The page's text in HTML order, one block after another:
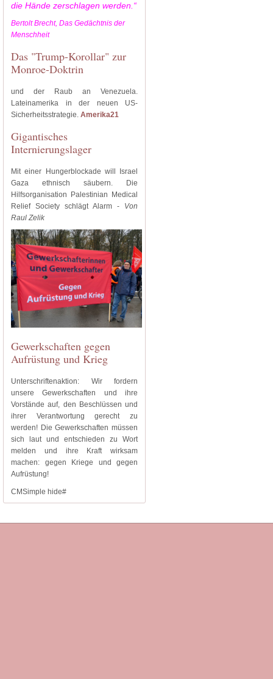
die Hände zerschlagen werden.“
Bertolt Brecht, Das Gedächtnis der
Menschheit
Das "Trump-Korollar" zur
Monroe-Doktrin
und der Raub an Venezuela.
Lateinamerika in der neuen US-
Sicherheitsstrategie. Amerika21
Gigantisches
Internierungslager
Mit einer Hungerblockade will Israel
Gaza ethnisch säubern. Die
Hilfsorganisation Palestinian Medical
Relief Society schlägt Alarm - Von
Raul Zelik
Gewerkschaften gegen
Aufrüstung und Krieg
Unterschriftenaktion: Wir fordern
unsere Gewerkschaften und ihre
Vorstände auf, den Beschlüssen und
ihrer Verantwortung gerecht zu
werden! Die Gewerkschaften müssen
sich laut und entschieden zu Wort
melden und ihre Kraft wirksam
machen: gegen Kriege und gegen
Aufrüstung!
CMSimple hide#